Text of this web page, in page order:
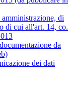
di
di cui all'art. 14, co.
da
dei dati